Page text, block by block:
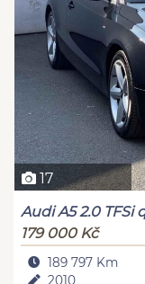
17
Audi A5 2.0 TFSi
179 000 Kč
189 797 Km
2010